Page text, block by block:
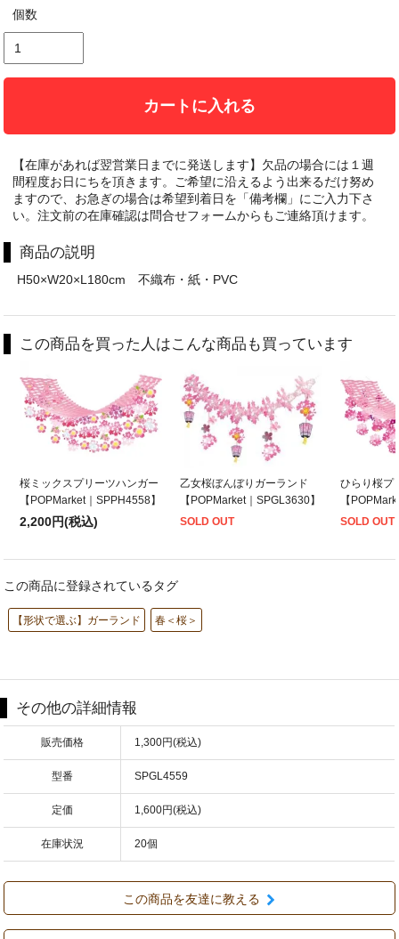
個数
カートに入れる
【在庫があれば翌営業日までに発送します】欠品の場合には１週
間程度お日にちを頂きます。ご希望に沿えるよう出来るだけ努め
ますので、お急ぎの場合は希望到着日を「備考欄」にご入力下さ
い。注文前の在庫確認は問合せフォームからもご連絡頂けます。
商品の説明
H50×W20×L180cm 不織布・紙・PVC
この商品を買った人はこんな商品も買っています
桜ミックスプリーツハンガー
【POPMarket｜SPPH4558】
2,200円(税込)
乙女桜ぼんぼりガーランド
【POPMarket｜SPGL3630】
SOLD OUT
ひらり桜プ
【
SOLD OUT
この商品に登録されているタグ
【形状で選ぶ】ガーランド 春＜桜＞
その他の詳細情報
販売価格 1,300円(税込)
型番 SPGL4559
定価 1,600円(税込)
在庫状況 20個
この商品を友達に教える